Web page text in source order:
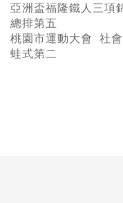
亞洲盃福隆鐵人三
總排第五
桃園市運動大會 社
蛙式第二